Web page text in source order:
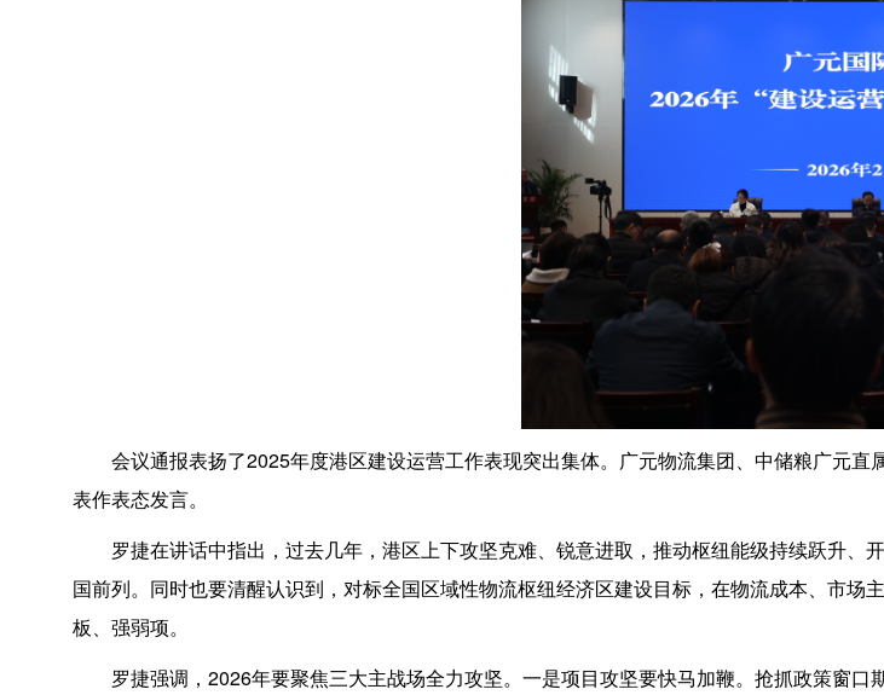
会议通报表扬了2025年度港区建设运营工作表现突出集体。广元物流集团、中储粮广元
表作表态发言。
罗捷在讲话中指出，过去几年，港区上下攻坚克难、锐意进取，推动枢纽能级持续跃升
国前列。同时也要清醒认识到，对标全国区域性物流枢纽经济区建设目标，在物流成本、市
板、强弱项。
罗捷强调，2026年要聚焦三大主战场全力攻坚。一是项目攻坚要快马加鞭。抢抓政策窗